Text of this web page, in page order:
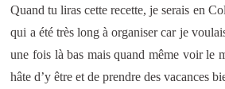
Quand tu liras cette recette, je serais en
qui a été très long à organiser car je
une fois là bas mais quand même voir le
hâte d’y être et de prendre des vacances